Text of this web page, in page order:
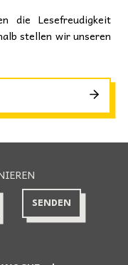
die Lesefreudigkeit
stellen wir unseren